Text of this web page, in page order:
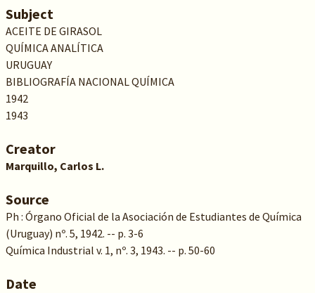
Subject
ACEITE DE GIRASOL
QUÍMICA ANALÍTICA
URUGUAY
BIBLIOGRAFÍA NACIONAL QUÍMICA
1942
1943
Creator
Marquillo, Carlos L.
Source
Ph : Órgano Oficial de la Asociación de Estudiantes de Química
(Uruguay) nº. 5, 1942. -- p. 3-6
Química Industrial v. 1, nº. 3, 1943. -- p. 50-60
Date